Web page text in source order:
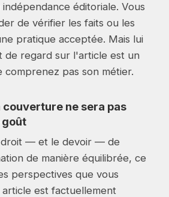
éditoriale. Vous
de vérifier les faits ou les
pratique acceptée. Mais lui
de regard sur l'article est un
comprenez pas son métier.
ne sera pas
droit — et le devoir — de
de manière équilibrée, ce
perspectives que vous
article est factuellement